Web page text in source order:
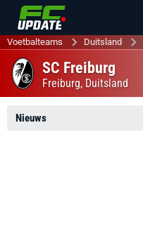
Voetbalteams Duitsland
SC Freiburg
Freiburg, Duitsland
Nieuws